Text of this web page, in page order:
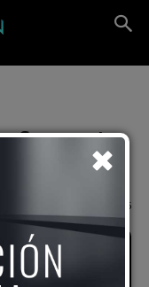
Al
2595